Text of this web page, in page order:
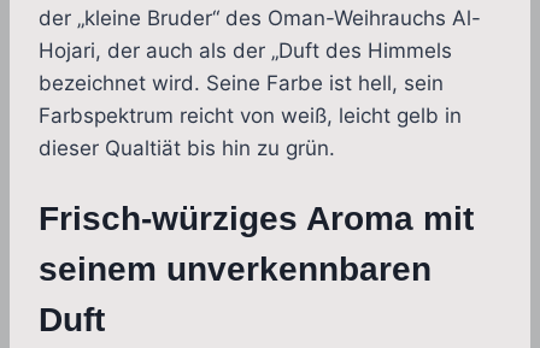
der „kleine Bruder“ des Oman-Weihrauchs Al-
Hojari, der auch als der „Duft des Himmels
bezeichnet wird. Seine Farbe ist hell, sein
Farbspektrum reicht von weiß, leicht gelb in
dieser Qualtiät bis hin zu grün.
Frisch-würziges Aroma mit
seinem unverkennbaren
Duft